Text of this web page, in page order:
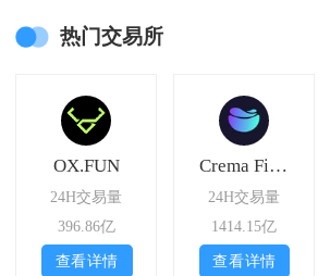
热门交易所
OX.FUN
24H交易量
396.86亿
查看详情
Crema Finance
24H交易量
1414.15亿
查看详情